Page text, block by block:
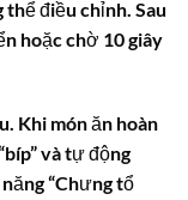
điều chỉnh. Sau
hoặc chờ 10 giây
Khi món ăn hoàn
và tự động
“Chưng tổ